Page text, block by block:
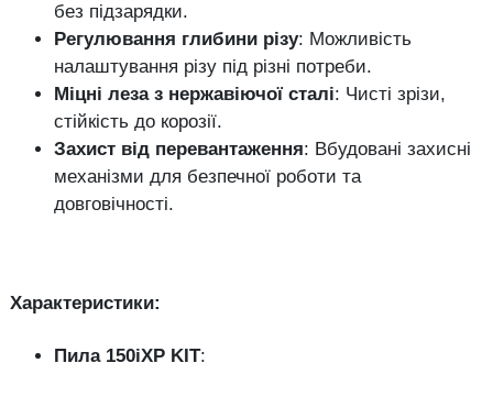
без підзарядки.
Регулювання глибини різу: Можливість
налаштування різу під різні потреби.
Міцні леза з нержавіючої сталі: Чисті зрізи,
стійкість до корозії.
Захист від перевантаження: Вбудовані захисні
механізми для безпечної роботи та
довговічності.
Характеристики:
Пила 150iXP KIT: